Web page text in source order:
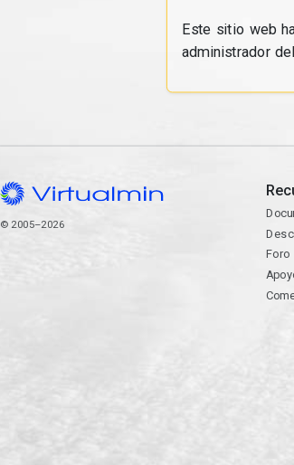
Este sitio web
administrador
© 2005–2026
Foro